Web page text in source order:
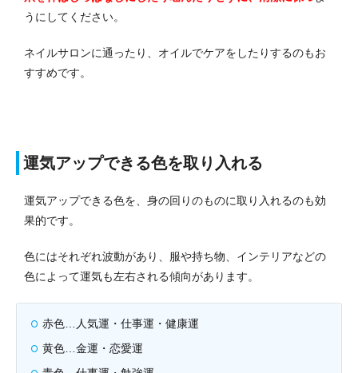
うにしてください。
ネイルサロンに通ったり、オイルでケアをしたりするのもお
すすめです。
運気アップできる色を取り入れる
運気アップできる色を、身の回りのものに取り入れるのも効
果的です。
色にはそれぞれ波動があり、服や持ち物、インテリアなどの
色によって運気も左右される傾向があります。
赤色…人気運・仕事運・健康運
黄色…金運・恋愛運